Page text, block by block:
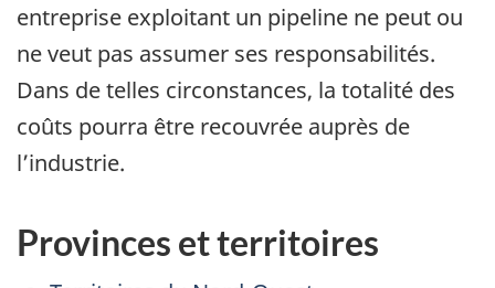
entreprise exploitant un pipeline ne peut ou
ne veut pas assumer ses responsabilités.
Dans de telles circonstances, la totalité des
coûts pourra être recouvrée auprès de
l’industrie.
Provinces et territoires